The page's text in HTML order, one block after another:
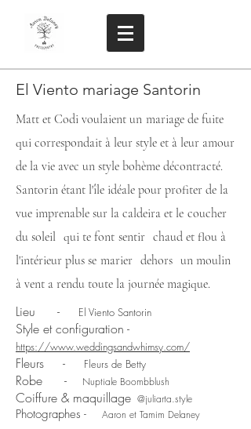
El Viento mariage Santorin
Matt et Codi voulaient un mariage de fuite
qui correspondait à leur style et à leur amour
de la vie avec un style bohème décontracté.
Santorin étant l'île idéale pour profiter de la
vue imprenable sur la caldeira et le coucher
du soleil qui te font sentir chaud et flou à
l'intérieur plus se marier dehors un moulin
à vent a rendu toute la journée magique.
Lieu - El Viento Santorin
Style et configuration -
https://www.weddingsandwhimsy.com/
Fleurs - Fleurs de Betty
Robe - Nuptiale Boombblush
Coiffure & maquillage @juliarta.style
Photographes - Aaron et Tamim Delaney